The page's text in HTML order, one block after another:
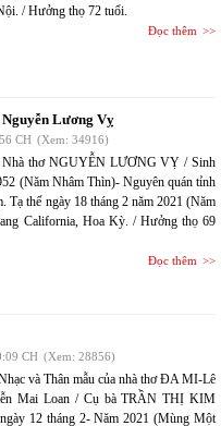
/ Hưởng thọ 72 tuổi.
Đọc thêm
Lương Vỵ
CH (Xem: 34916)
Nhà thơ NGUYỄN LƯƠNG VỴ / Sinh
(Năm Nhâm Thìn)- Nguyên quán tỉnh
Tạ thế ngày 18 tháng 2 năm 2021 (Năm
California, Hoa Kỳ. / Hưởng thọ 69
Đọc thêm
CH (Xem: 28856)
và Thân mẫu của nhà thơ ĐA MI-Lê
Mai Loan / Cụ bà TRẦN THỊ KIM
12 tháng 2- Năm 2021 (Mùng Một